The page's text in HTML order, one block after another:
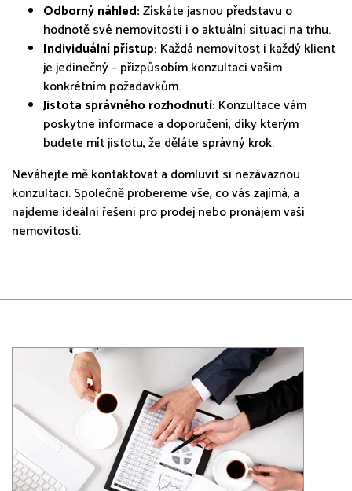
Odborný náhled:Získáte jasnou představu o
hodnotě své nemovitosti i o aktuální situaci na trhu.
Individuální přístup: Každá nemovitost i každý klient
je jedinečný – přizpůsobím konzultaci vašim
konkrétním požadavkům.
Jistota správného rozhodnutí: Konzultace vám
poskytne informace a doporučení, díky kterým
budete mít jistotu, že děláte správný krok.
Neváhejte mě kontaktovat a domluvit si nezávaznou
konzultaci. Společně probereme vše, co vás zajímá, a
najdeme ideální řešení pro prodej nebo pronájem vaší
nemovitosti.